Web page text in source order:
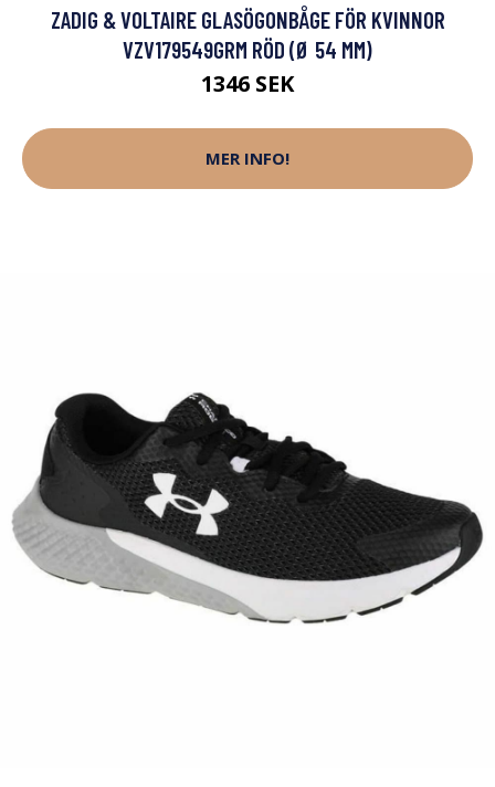
ZADIG & VOLTAIRE GLASÖGONBÅGE FÖR KVINNOR
VZV179549GRM RÖD (Ø 54 MM)
1346 SEK
MER INFO!